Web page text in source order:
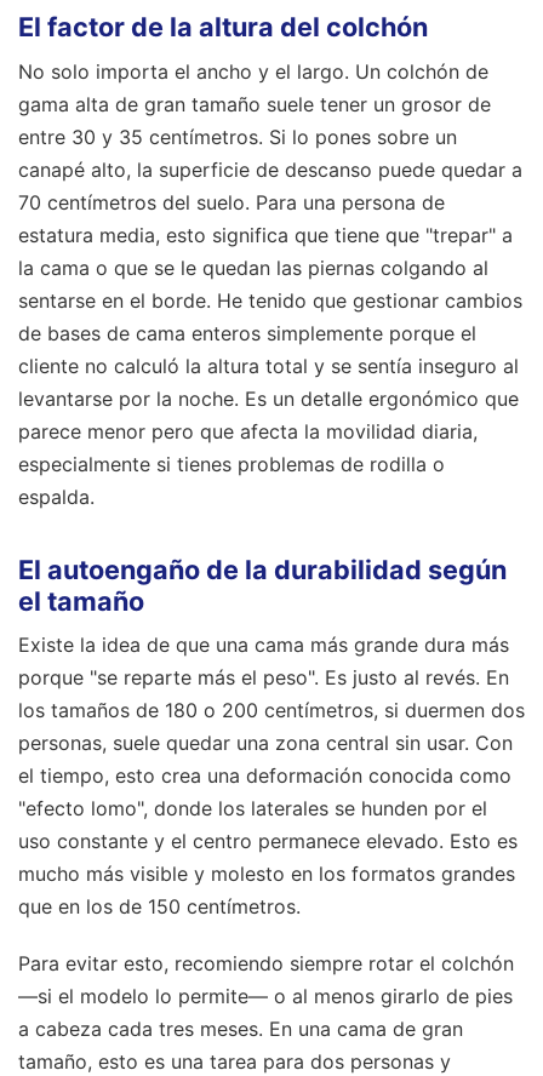
El factor de la altura del colchón
No solo importa el ancho y el largo. Un colchón de
gama alta de gran tamaño suele tener un grosor de
entre 30 y 35 centímetros. Si lo pones sobre un
canapé alto, la superficie de descanso puede quedar a
70 centímetros del suelo. Para una persona de
estatura media, esto significa que tiene que "trepar" a
la cama o que se le quedan las piernas colgando al
sentarse en el borde. He tenido que gestionar cambios
de bases de cama enteros simplemente porque el
cliente no calculó la altura total y se sentía inseguro al
levantarse por la noche. Es un detalle ergonómico que
parece menor pero que afecta la movilidad diaria,
especialmente si tienes problemas de rodilla o
espalda.
El autoengaño de la durabilidad según
el tamaño
Existe la idea de que una cama más grande dura más
porque "se reparte más el peso". Es justo al revés. En
los tamaños de 180 o 200 centímetros, si duermen dos
personas, suele quedar una zona central sin usar. Con
el tiempo, esto crea una deformación conocida como
"efecto lomo", donde los laterales se hunden por el
uso constante y el centro permanece elevado. Esto es
mucho más visible y molesto en los formatos grandes
que en los de 150 centímetros.
Para evitar esto, recomiendo siempre rotar el colchón
—si el modelo lo permite— o al menos girarlo de pies
a cabeza cada tres meses. En una cama de gran
tamaño, esto es una tarea para dos personas y